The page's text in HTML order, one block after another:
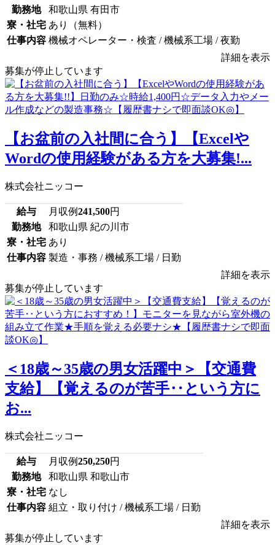
勤務地
和歌山県 有田市
寮・社宅 あり（無料）
仕事内容 機械オペレーター・検査 / 機械系工場 / 夜勤
詳細を表示
募集が停止しています
【お盆前の入社間に合う】【Excelや
Wordの使用経験がある方を大募集!...
株式会社ニッコー
給与 月収例241,500円
勤務地
和歌山県 紀の川市
寮・社宅 あり
仕事内容 製造・事務 / 機械系工場 / 日勤
詳細を表示
募集が停止しています
＜18歳～35歳の男女活躍中＞【交通費
支給】【覚えるのが苦手‥という方に
お...
株式会社ニッコー
給与 月収例250,250円
勤務地
和歌山県 和歌山市
寮・社宅 なし
仕事内容 組立・取り付け / 機械系工場 / 日勤
詳細を表示
募集が停止しています